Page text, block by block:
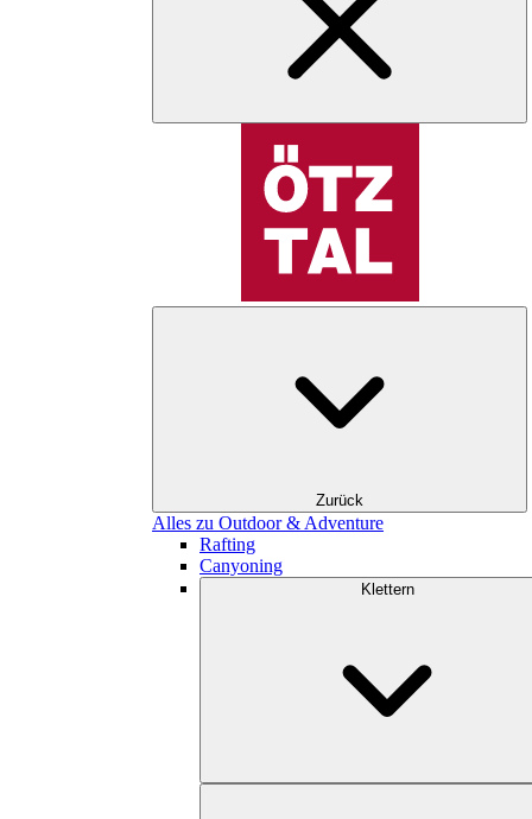
Zurück
Alles zu Outdoor & Adventure
Rafting
Canyoning
Klettern